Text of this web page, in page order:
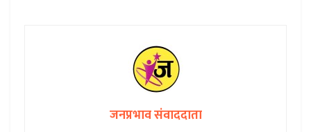
जनप्रभाव संवाददाता